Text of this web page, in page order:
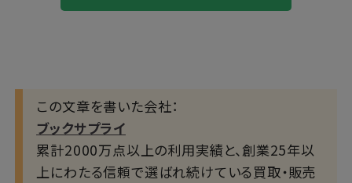
この文章を書いた会社：
ブックサプライ
累計2000万点以上の利用実績と、創業25年以
上にわたる信頼で選ばれ続けている買取・販売